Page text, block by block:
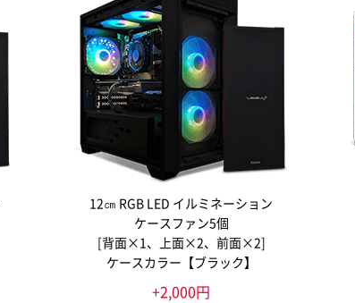
12㎝ RGB LED イルミネーション
ケースファン5個
[背面×1、上面×2、前面×2]
ケースカラー【ブラック】
+2,000円